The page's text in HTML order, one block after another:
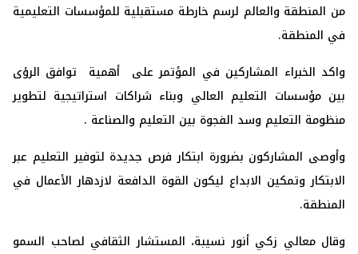
من المنطقة والعالم لرسم خارطة مستقبلية للمؤسسات التعليمية
في المنطقة.
واكد الخبراء المشاركين في المؤتمر على أهمية توافق الرؤى
بين مؤسسات التعليم العالي وبناء شراكات استراتيجية لتطوير
منظومة التعليم وسد الفجوة بين التعليم والصناعة .
وأوصى المشاركون بضرورة ابتكار فرص جديدة لتوفير التعليم عبر
الابتكار وتمكين الابداع ليكون القوة الدافعة لازدهار الأعمال في
المنطقة.
وقال معالي زكي أنور نسيبة، المستشار الثقافي لصاحب السمو